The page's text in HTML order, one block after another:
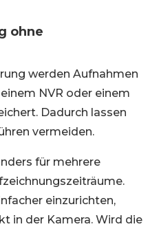
ohne
werden Aufnahmen
NVR oder einem
Dadurch lassen
vermeiden.
für mehrere
einzurichten,
in der Kamera. Wird die